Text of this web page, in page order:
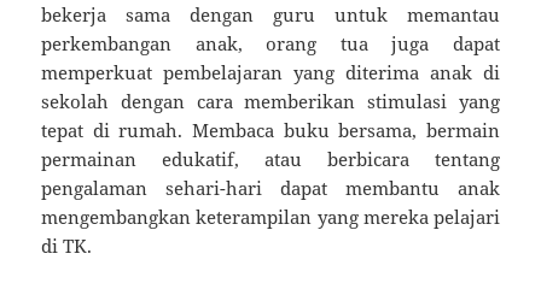
bekerja sama dengan guru untuk memantau
perkembangan anak, orang tua juga dapat
memperkuat pembelajaran yang diterima anak di
sekolah dengan cara memberikan stimulasi yang
tepat di rumah. Membaca buku bersama, bermain
permainan edukatif, atau berbicara tentang
pengalaman sehari-hari dapat membantu anak
mengembangkan keterampilan yang mereka pelajari
di TK.